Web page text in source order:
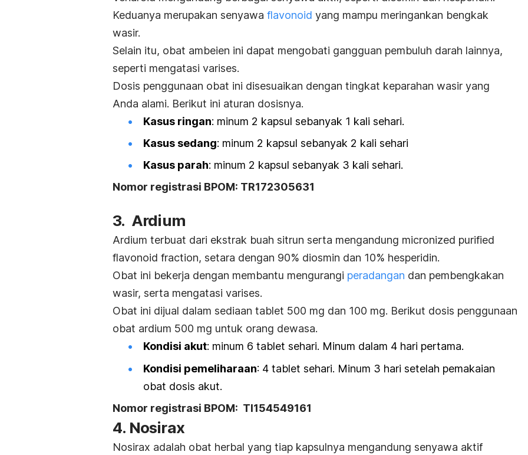
Keduanya merupakan senyawa flavonoid yang mampu meringankan bengkak
wasir.
Selain itu, obat ambeien ini dapat mengobati gangguan pembuluh darah lainnya,
seperti mengatasi varises.
Dosis penggunaan obat ini disesuaikan dengan tingkat keparahan wasir yang
Anda alami. Berikut ini aturan dosisnya.
Kasus ringan: minum 2 kapsul sebanyak 1 kali sehari.
Kasus sedang: minum 2 kapsul sebanyak 2 kali sehari
Kasus parah: minum 2 kapsul sebanyak 3 kali sehari.
Nomor registrasi BPOM: TR172305631
3. Ardium
Ardium terbuat dari ekstrak buah sitrun serta mengandung micronized purified
flavonoid fraction, setara dengan 90% diosmin dan 10% hesperidin.
Obat ini bekerja dengan membantu mengurangi peradangan dan pembengkakan
wasir, serta mengatasi varises.
Obat ini dijual dalam sediaan tablet 500 mg dan 100 mg. Berikut dosis penggunaan
obat ardium 500 mg untuk orang dewasa.
Kondisi akut: minum 6 tablet sehari. Minum dalam 4 hari pertama.
Kondisi pemeliharaan: 4 tablet sehari. Minum 3 hari setelah pemakaian
obat dosis akut.
Nomor registrasi BPOM: TI154549161
4. Nosirax
Nosirax adalah obat herbal yang tiap kapsulnya mengandung senyawa aktif